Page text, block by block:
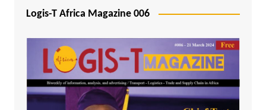
Logis-T Africa Magazine 006